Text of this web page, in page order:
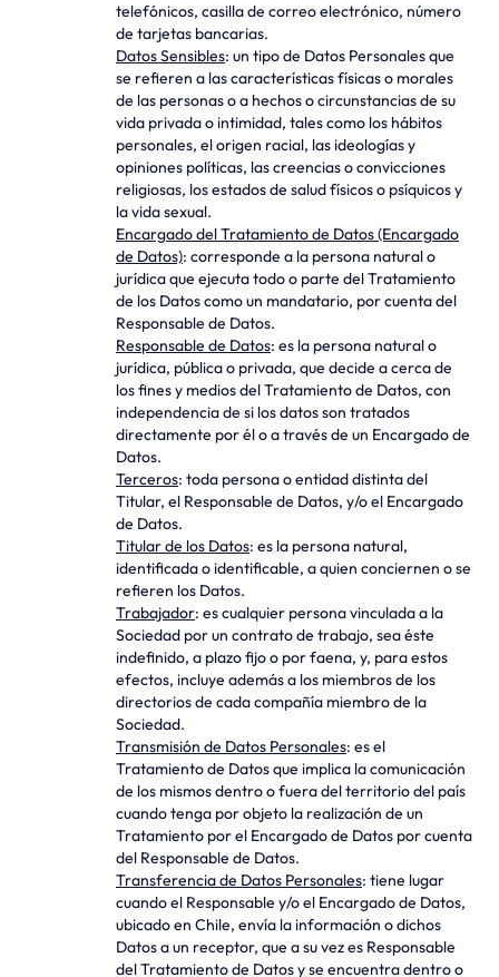
telefónicos, casilla de correo electrónico, número
de tarjetas bancarias.
Datos Sensibles: un tipo de Datos Personales que
se refieren a las características físicas o morales
de las personas o a hechos o circunstancias de su
vida privada o intimidad, tales como los hábitos
personales, el origen racial, las ideologías y
opiniones políticas, las creencias o convicciones
religiosas, los estados de salud físicos o psíquicos y
la vida sexual.
Encargado del Tratamiento de Datos (Encargado
de Datos): corresponde a la persona natural o
jurídica que ejecuta todo o parte del Tratamiento
de los Datos como un mandatario, por cuenta del
Responsable de Datos.
Responsable de Datos: es la persona natural o
jurídica, pública o privada, que decide a cerca de
los fines y medios del Tratamiento de Datos, con
independencia de si los datos son tratados
directamente por él o a través de un Encargado de
Datos.
Terceros: toda persona o entidad distinta del
Titular, el Responsable de Datos, y/o el Encargado
de Datos.
Titular de los Datos: es la persona natural,
identificada o identificable, a quien conciernen o se
refieren los Datos.
Trabajador: es cualquier persona vinculada a la
Sociedad por un contrato de trabajo, sea éste
indefinido, a plazo fijo o por faena, y, para estos
efectos, incluye además a los miembros de los
directorios de cada compañía miembro de la
Sociedad.
Transmisión de Datos Personales: es el
Tratamiento de Datos que implica la comunicación
de los mismos dentro o fuera del territorio del país
cuando tenga por objeto la realización de un
Tratamiento por el Encargado de Datos por cuenta
del Responsable de Datos.
Transferencia de Datos Personales: tiene lugar
cuando el Responsable y/o el Encargado de Datos,
ubicado en Chile, envía la información o dichos
Datos a un receptor, que a su vez es Responsable
del Tratamiento de Datos y se encuentra dentro o